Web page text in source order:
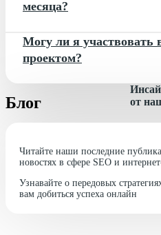
месяца?
Могу ли я участвовать
проектом?
Блог
Читайте наши последние
новостях в сфере SEO и
Узнавайте о передовых
вам добиться успеха онлайн
от